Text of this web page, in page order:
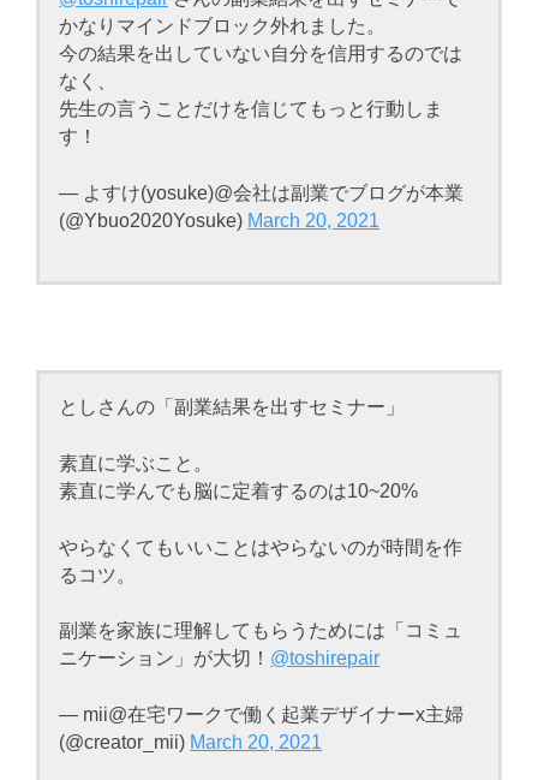
かなりマインドブロック外れました。
今の結果を出していない自分を信用するのでは
なく、
先生の言うことだけを信じてもっと行動しま
す！
— よすけ(yosuke)@会社は副業でブログが本業
(@Ybuo2020Yosuke) March 20, 2021
としさんの「副業結果を出すセミナー」
素直に学ぶこと。
素直に学んでも脳に定着するのは10~20%
やらなくてもいいことはやらないのが時間を作
るコツ。
副業を家族に理解してもらうためには「コミュ
ニケーション」が大切！ @toshirepair
— mii@在宅ワークで働く起業デザイナーx主婦
(@creator_mii) March 20, 2021